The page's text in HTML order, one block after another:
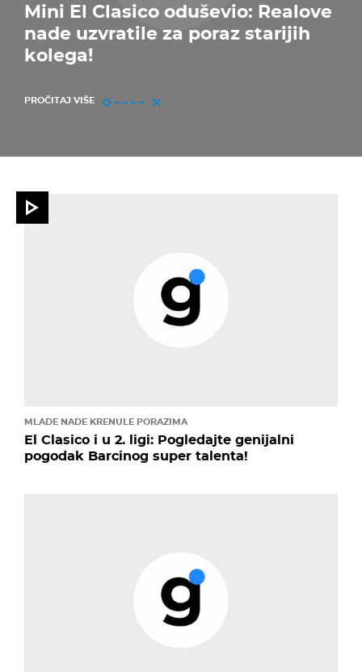
Mini El Clasico oduševio: Realove
nade uzvratile za poraz starijih
kolega!
PROČITAJ VIŠE
MLADE NADE KRENULE PORAZIMA
El Clasico i u 2. ligi: Pogledajte genijalni
pogodak Barcinog super talenta!